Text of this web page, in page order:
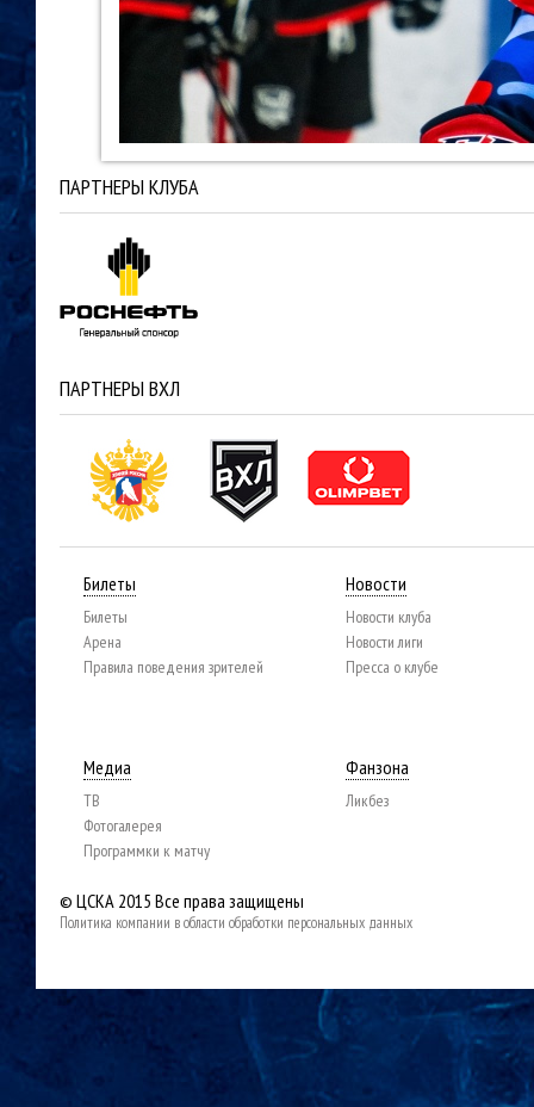
ПАРТНЕРЫ КЛУБА
ПАРТНЕРЫ ВХЛ
Билеты
Билеты
Арена
Правила поведения зрителей
Новости
Новости клуба
Новости лиги
Пресса о клубе
Медиа
ТВ
Фотогалерея
Программки к матчу
Фанзона
Ликбез
© ЦСКА 2015 Все права защищены
Политика компании в области обработки персональных данных